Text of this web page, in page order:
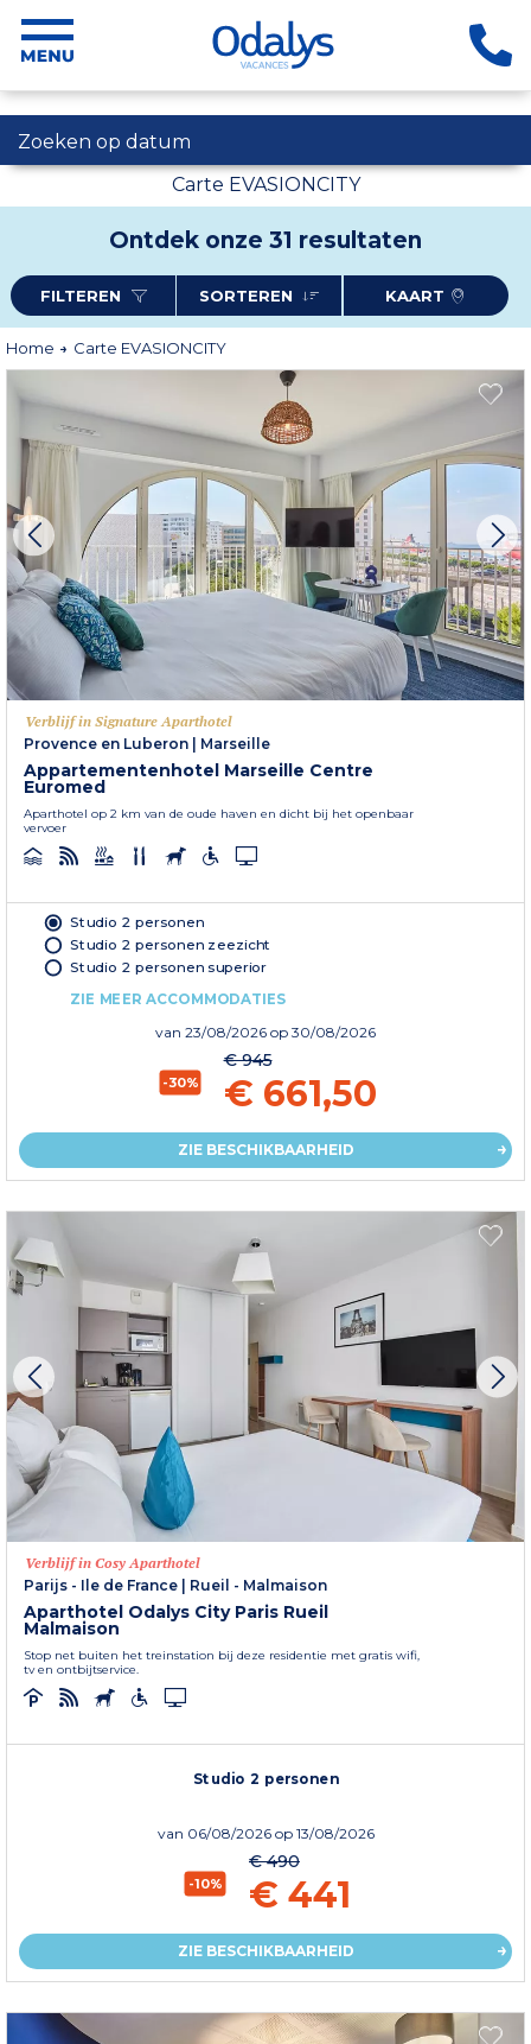
Zoeken op datum
Carte EVASIONCITY
Ontdek onze 31 resultaten
FILTEREN SORTEREN KAART
Home Carte EVASIONCITY
Verblijf in Signature Aparthotel
Provence en Luberon
Marseille
Appartementenhotel Marseille Centre
Euromed
Aparthotel op 2 km van de oude haven en dicht bij het openbaar
vervoer
Studio 2 personen
Studio 2 personen zeezicht
Studio 2 personen superior
ZIE MEER ACCOMMODATIES
van 23/08/2026 op 30/08/2026
-30%
€ 945
€ 661,50
ZIE BESCHIKBAARHEID
Verblijf in Cosy Aparthotel
Parijs - Ile de France
Rueil - Malmaison
Aparthotel Odalys City Paris Rueil
Malmaison
Stop net buiten het treinstation bij deze residentie met gratis wifi,
tv en ontbijtservice.
Studio 2 personen
van 06/08/2026 op 13/08/2026
-10%
€ 490
€ 441
ZIE BESCHIKBAARHEID